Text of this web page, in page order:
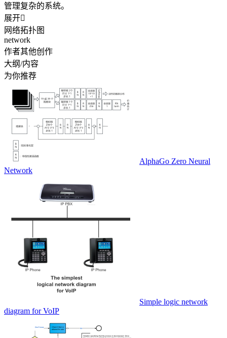
管理复杂的系统。
展开
网络拓扑图
network
作者其他创作
大纲/内容
为你推荐
AlphaGo Zero Neural
Network
Simple logic network
diagram for VoIP